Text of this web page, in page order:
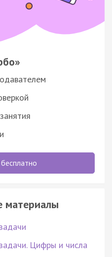
материалы
Цифры и числа